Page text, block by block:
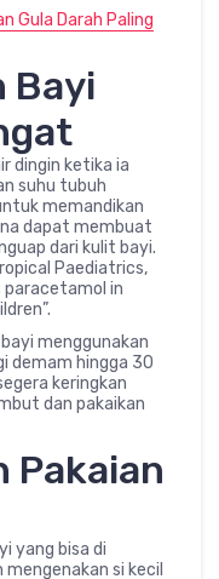
Gula Darah Paling
Bayi
dingin ketika ia
suhu tubuh
memandikan
dapat membuat
dari kulit bayi.
Paediatrics,
paracetamol in
menggunakan
demam hingga 30
keringkan
dan pakaikan
Pakaian
yang bisa di
si kecil